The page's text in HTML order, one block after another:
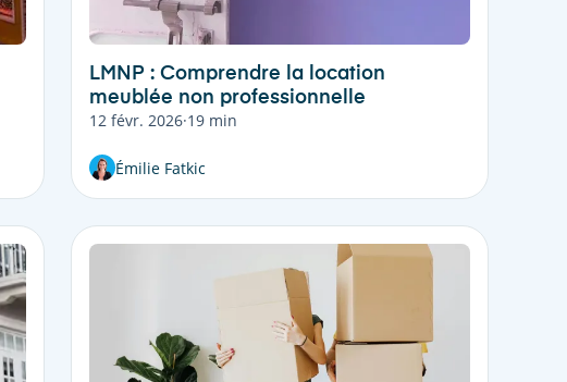
LMNP : Comprendre la location
meublée non professionnelle
12 févr. 2026·19 min
Émilie Fatkic